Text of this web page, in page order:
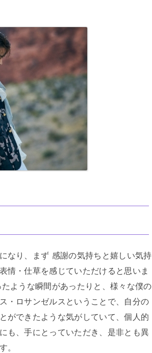
なり、まず 感謝の気持ちと嬉しい気持
情・仕草を感じていただけると思いま
ような瞬間があったりと、様々な僕の
・ロサンゼルスということで、自分の
ができたような気がしていて、個人的
も、手にとっていただき、是非とも異
。